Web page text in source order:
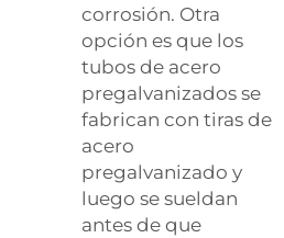
corrosión. Otra
opción es que los
tubos de acero
pregalvanizados se
fabrican con tiras de
acero
pregalvanizado y
luego se sueldan
antes de que